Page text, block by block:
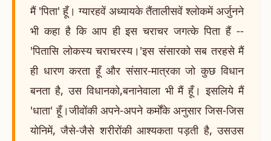
मैं 'पिता' हूँ। ग्यारहवें अध्यायके तैंतालीसवें श्लोकमें अर्जुनने
भी कहा है कि आप ही इस चराचर जगत्के पिता हैं --
'पितासि लोकस्य चराचरस्य।'इस संसारको सब तरहसे मैं
ही धारण करता हूँ और संसार-मात्रका जो कुछ विधान
बनता है, उस विधानको,बनानेवाला भी मैं हूँ। इसलिये मैं
'धाता' हूँ।जीवोंकी अपने-अपने कर्मोंके अनुसार जिस-जिस
योनिमें, जैसे-जैसे शरीरोंकी आश्यकता पड़ती है, उसउस